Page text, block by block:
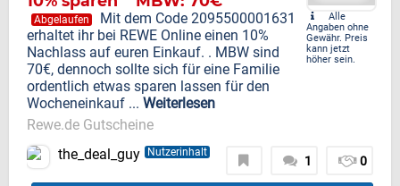
Abgelaufen
Mit dem Code 2095500001631
erhaltet ihr bei REWE Online einen 10%
Nachlass auf euren Einkauf. . MBW sind
70€, dennoch sollte sich für eine Familie
ordentlich etwas sparen lassen für den
Wocheneinkauf ... Weiterlesen
Rewe.de Gutscheine
Alle
Angaben ohne
Gewähr. Preis
kann jetzt
höher sein.
the_deal_guy Nutzerinhalt
1 0